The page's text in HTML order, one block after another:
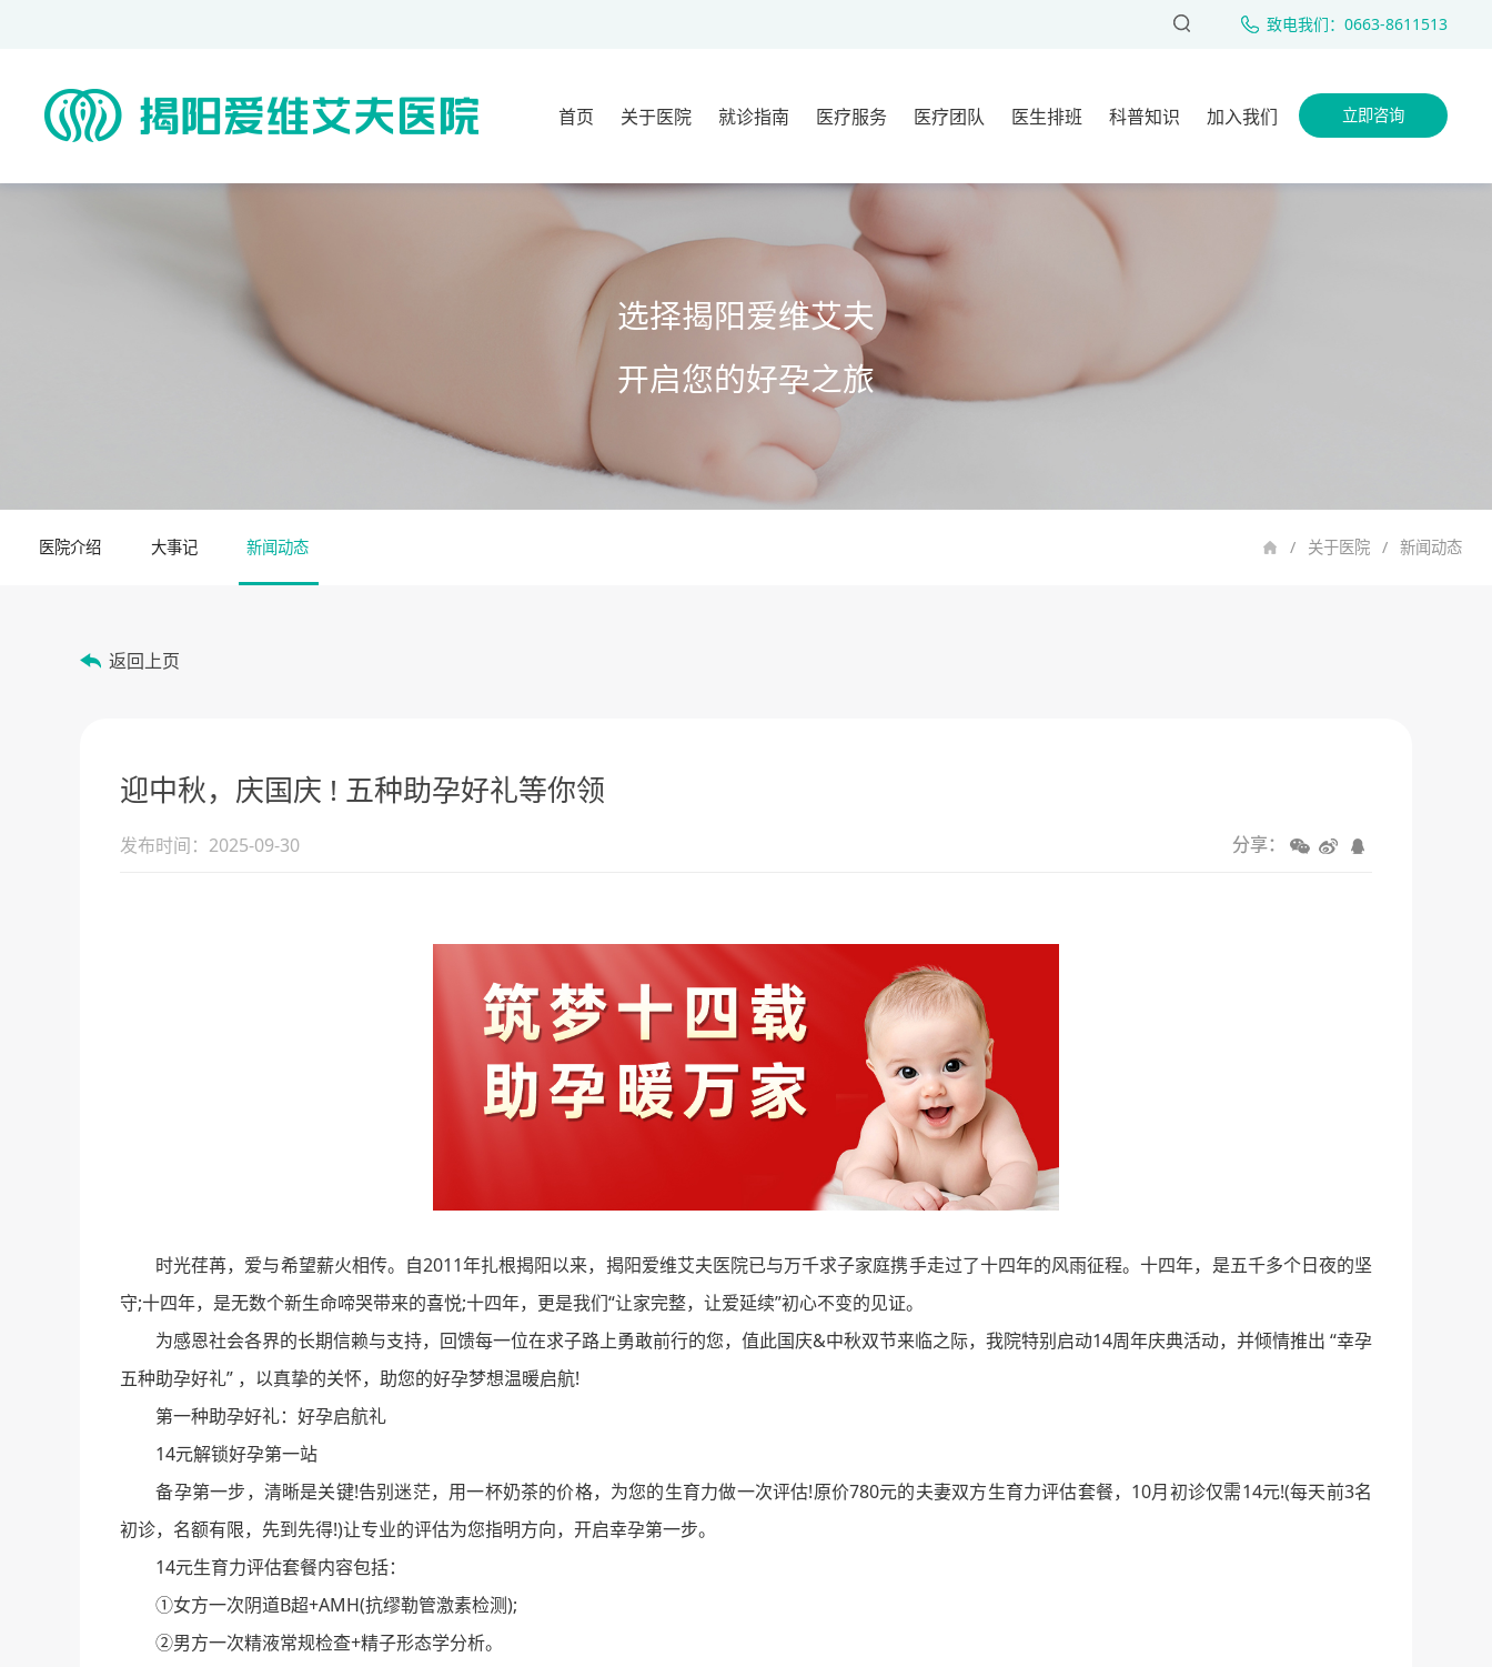
致电我们：0663-8611513
立即咨询
首页 关于医院
医院介绍
新闻动态
就诊指南
就诊流程
常见问题
医疗服务
不孕不育门诊
辅助生殖妇科
辅助生殖男科
生殖中医科
疑难门诊
早孕门诊
医疗团队
临床团队
医技团队
医生排班 科普知识
女性不孕
人工授精
加入我们
选择揭阳爱维艾夫
开启您的好孕之旅
/ 关于医院 / 新闻动态
医院介绍 大事记 新闻动态
返回上页
迎中秋，庆国庆 ! 五种助孕好礼等你领
发布时间：2025-09-30 分享：
时光荏苒，爱与希望薪火相传。自2011年扎根揭阳以来，揭阳爱维艾夫医院已与万千求子家庭携手走过了十四年的风雨征程。十四年，是五千多个日夜的坚
守;十四年，是无数个新生命啼哭带来的喜悦;十四年，更是我们“让家完整，让爱延续”初心不变的见证。
为感恩社会各界的长期信赖与支持，回馈每一位在求子路上勇敢前行的您，值此国庆&中秋双节来临之际，我院特别启动14周年庆典活动，并倾情推出 “幸孕
五种助孕好礼” ，以真挚的关怀，助您的好孕梦想温暖启航!
第一种助孕好礼：好孕启航礼
14元解锁好孕第一站
备孕第一步，清晰是关键!告别迷茫，用一杯奶茶的价格，为您的生育力做一次评估!原价780元的夫妻双方生育力评估套餐，10月初诊仅需14元!(每天前3名
初诊，名额有限，先到先得!)让专业的评估为您指明方向，开启幸孕第一步。
14元生育力评估套餐内容包括：
①女方一次阴道B超+AMH(抗缪勒管激素检测);
②男方一次精液常规检查+精子形态学分析。